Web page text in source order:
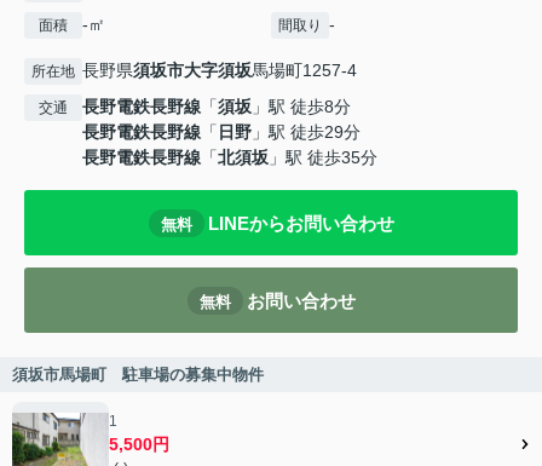
面積 -㎡ 間取り -
所在地 長野県須坂市大字須坂馬場町1257-4
交通 長野電鉄長野線 「須坂 」駅 徒歩8分
長野電鉄長野線 「 日野 」駅 徒歩29分
長野電鉄長野線 「北須坂 」駅 徒歩35分
無料 LINEからお問い合わせ
無料 お問い合わせ
須坂市馬場町 駐車場の募集中物件
1
5,500円